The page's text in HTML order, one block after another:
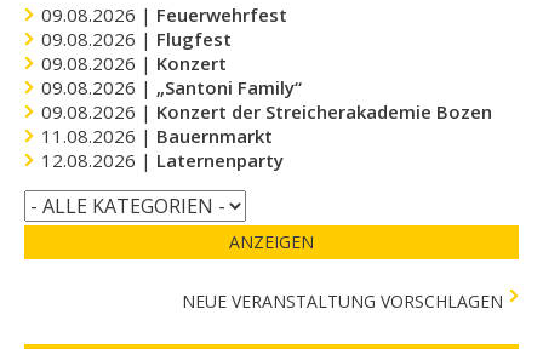
09.08.2026 | Feuerwehrfest
09.08.2026 | Flugfest
09.08.2026 | Konzert
09.08.2026 | „Santoni Family“
09.08.2026 | Konzert der Streicherakademie Bozen
11.08.2026 | Bauernmarkt
12.08.2026 | Laternenparty
ANZEIGEN
NEUE VERANSTALTUNG VORSCHLAGEN